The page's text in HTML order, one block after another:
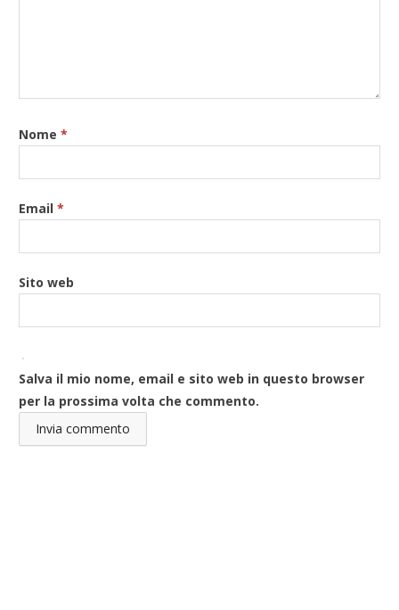
Nome*
Email*
Sito web
Salva il mio nome, email e sito web in questo browser
per la prossima volta che commento.